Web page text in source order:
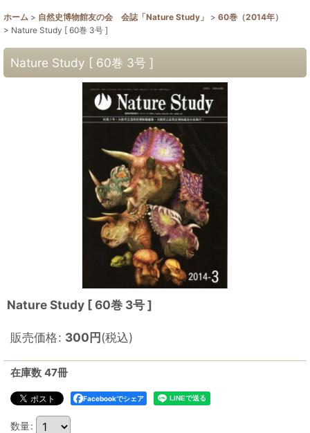
ホーム > 自然史博物館友の会 会誌「Nature Study」 > 60巻（2014年）
> Nature Study [ 60巻 3号 ]
Nature Study [ 60巻 3号 ]
Nature Study [ 60巻 3号 ]
販売価格: 300円(税込)
在庫数 47冊
Facebookでシェア
数量: